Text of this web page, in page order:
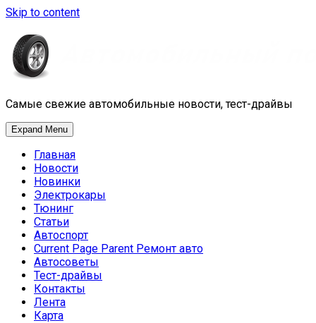
Skip to content
Самые свежие автомобильные новости, тест-драйвы
Expand Menu
Главная
Новости
Новинки
Электрокары
Тюнинг
Статьи
Автоспорт
Current Page Parent Ремонт авто
Автосоветы
Тест-драйвы
Контакты
Лента
Карта